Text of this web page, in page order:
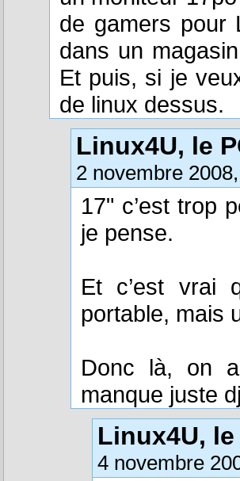
de gamers pour
dans un
Et puis, si je
de linux dessus.
Linux4U, le
2 novembre
17" c’est trop
je pense.
Et c’est vrai
portable, mais
Donc là, on
manque juste
Linux4U,
4 novembre